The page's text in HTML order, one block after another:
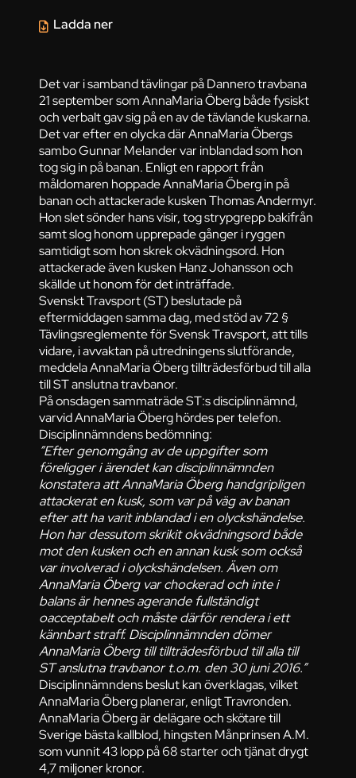
Det var i samband tävlingar på Dannero travbana
21 september som AnnaMaria Öberg både fysiskt
och verbalt gav sig på en av de tävlande kuskarna.
Det var efter en olycka där AnnaMaria Öbergs
sambo Gunnar Melander var inblandad som hon
tog sig in på banan. Enligt en rapport från
måldomaren hoppade AnnaMaria Öberg in på
banan och attackerade kusken Thomas Andermyr.
Hon slet sönder hans visir, tog strypgrepp bakifrån
samt slog honom upprepade gånger i ryggen
samtidigt som hon skrek okvädningsord. Hon
attackerade även kusken Hanz Johansson och
skällde ut honom för det inträffade.
Svenskt Travsport (ST) beslutade på
eftermiddagen samma dag, med stöd av 72 §
Tävlingsreglemente för Svensk Travsport, att tills
vidare, i avvaktan på utredningens slutförande,
meddela AnnaMaria Öberg tillträdesförbud till alla
till ST anslutna travbanor.
På onsdagen sammaträde ST:s disciplinnämnd,
varvid AnnaMaria Öberg hördes per telefon.
Disciplinnämndens bedömning:
”Efter genomgång av de uppgifter som
föreligger i ärendet kan disciplinnämnden
konstatera att AnnaMaria Öberg handgripligen
attackerat en kusk, som var på väg av banan
efter att ha varit inblandad i en olyckshändelse.
Hon har dessutom skrikit okvädningsord både
mot den kusken och en annan kusk som också
var involverad i olyckshändelsen. Även om
AnnaMaria Öberg var chockerad och inte i
balans är hennes agerande fullständigt
oacceptabelt och måste därför rendera i ett
kännbart straff. Disciplinnämnden dömer
AnnaMaria Öberg till tillträdesförbud till alla till
ST anslutna travbanor t.o.m. den 30 juni 2016.”
Disciplinnämndens beslut kan överklagas, vilket
AnnaMaria Öberg planerar, enligt Travronden.
AnnaMaria Öberg är delägare och skötare till
Sverige bästa kallblod, hingsten Månprinsen A.M.
som vunnit 43 lopp på 68 starter och tjänat drygt
4,7 miljoner kronor.
Ladda ner